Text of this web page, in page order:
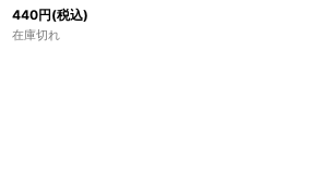
440円(税込)
在庫切れ